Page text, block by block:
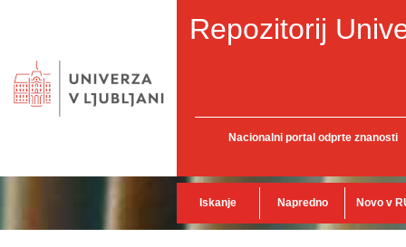
Repozitorij
Nacionalni portal odprte znanosti
Iskanje Napredno Novo v